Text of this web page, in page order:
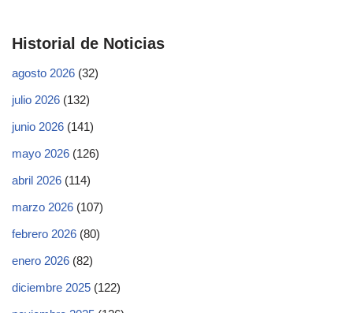
Historial de Noticias
agosto 2026 (32)
julio 2026 (132)
junio 2026 (141)
mayo 2026 (126)
abril 2026 (114)
marzo 2026 (107)
febrero 2026 (80)
enero 2026 (82)
diciembre 2025 (122)